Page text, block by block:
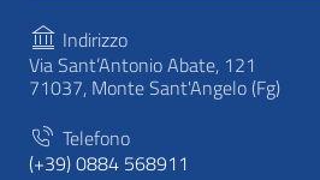
Indirizzo
Via Sant’Antonio Abate, 121
71037, Monte Sant'Angelo (Fg)
Telefono
(+39) 0884 568911